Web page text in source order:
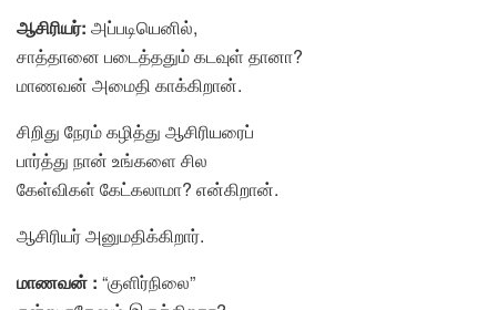
ஆசிரியர்: அப்படியெனில்,
சாத்தானை படைத்ததும் கடவுள் தானா?
மாணவன் அமைதி காக்கிறான்.
சிறிது நேரம் கழித்து ஆசிரியரைப்
பார்த்து நான் உங்களை சில
கேள்விகள் கேட்கலாமா? என்கிறான்.
ஆசிரியர் அனுமதிக்கிறார்.
மாணவன் : “குளிர்நிலை”